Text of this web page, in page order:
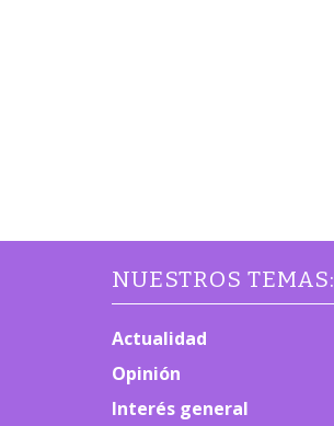
NUESTROS TEMAS:
Actualidad
Opinión
Interés general